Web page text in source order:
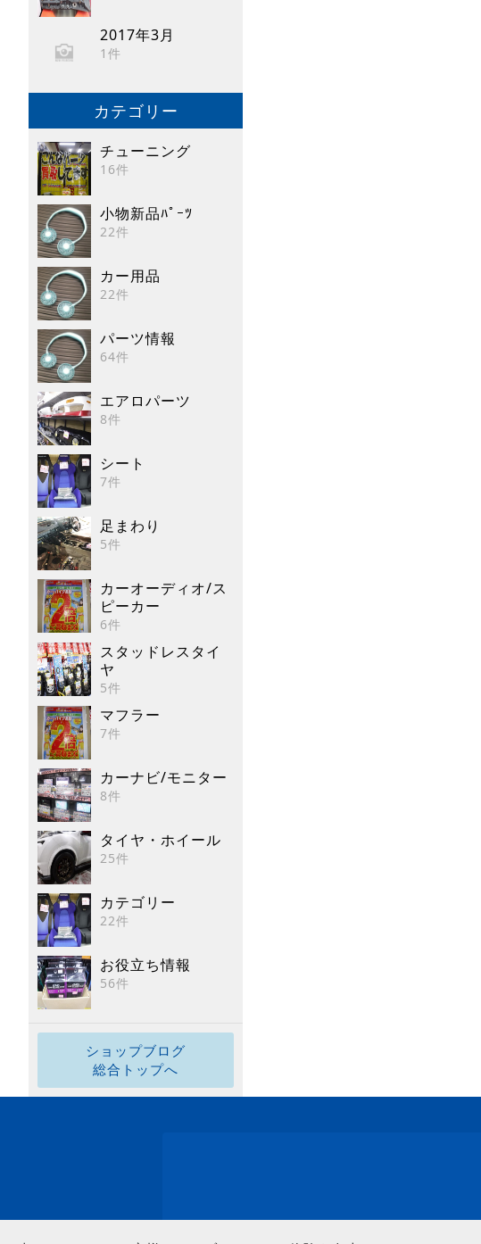
2017年3月
1件
カテゴリー
チューニング
16件
小物新品ﾊﾟｰﾂ
22件
カー用品
22件
パーツ情報
64件
エアロパーツ
8件
シート
7件
足まわり
5件
カーオーディオ/ス
ピーカー
6件
スタッドレスタイ
ヤ
5件
マフラー
7件
カーナビ/モニター
8件
タイヤ・ホイール
25件
カテゴリー
22件
お役立ち情報
56件
ショップブログ
総合トップへ